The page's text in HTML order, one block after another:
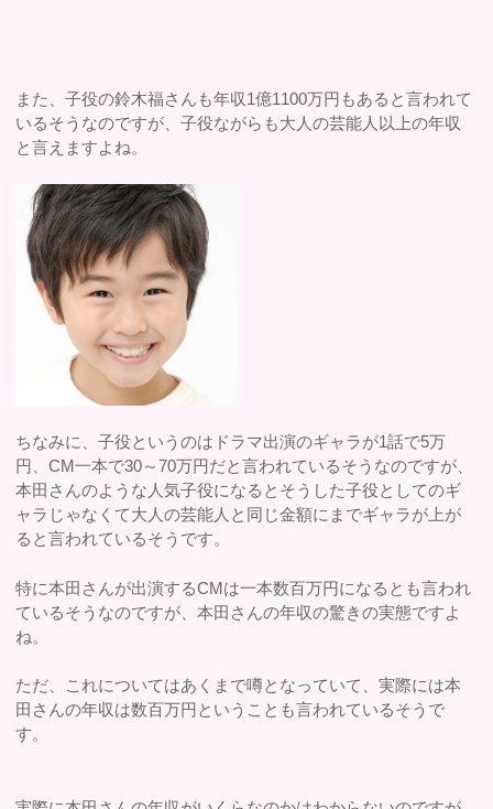
また、子役の鈴木福さんも年収1億1100万円もあると言われて
いるそうなのですが、子役ながらも大人の芸能人以上の年収
と言えますよね。
ちなみに、子役というのはドラマ出演のギャラが1話で5万
円、CM一本で30～70万円だと言われているそうなのですが、
本田さんのような人気子役になるとそうした子役としてのギ
ャラじゃなくて大人の芸能人と同じ金額にまでギャラが上が
ると言われているそうです。
特に本田さんが出演するCMは一本数百万円になるとも言われ
ているそうなのですが、本田さんの年収の驚きの実態ですよ
ね。
ただ、これについてはあくまで噂となっていて、実際には本
田さんの年収は数百万円ということも言われているそうで
す。